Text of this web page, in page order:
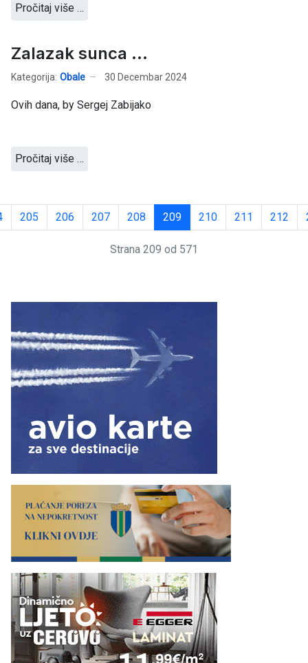
Pročitaj više …
Zalazak sunca ...
Kategorija: Obale 30 Decembar 2024
Ovih dana, by Sergej Zabijako
Pročitaj više …
205 206 207 208 209 210 211 212
Strana 209 od 571